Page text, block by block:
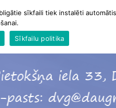
sīkfaili tiek instalēti
Sīkfailu politika